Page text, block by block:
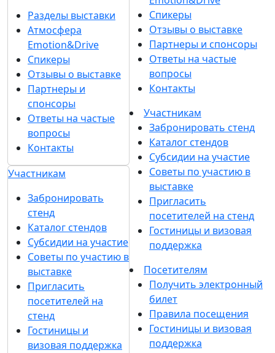
Разделы выставки
Атмосфера
Emotion&Drive
Спикеры
Отзывы о выставке
Партнеры и
спонсоры
Ответы на частые
вопросы
Контакты
Участникам
Забронировать
стенд
Каталог стендов
Субсидии на участие
Советы по участию в
выставке
Пригласить
посетителей на
стенд
Гостиницы и
визовая поддержка
Спикеры
Отзывы о выставке
Партнеры и спонсоры
Ответы на частые
вопросы
Контакты
Участникам
Забронировать стенд
Каталог стендов
Субсидии на участие
Советы по участию в
выставке
Пригласить
посетителей на стенд
Гостиницы и визовая
поддержка
Посетителям
Получить электронный
билет
Правила посещения
Гостиницы и визовая
поддержка